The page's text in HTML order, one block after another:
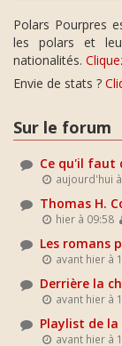
Polars Pourpres
les polars et
nationalités.
Envie de stats ?
Sur le forum
Ce qu'il faut
aujourd'hui
Thomas H.
hier à 09:58
Les romans
avant hier à
Derrière la
avant hier à
Playlist de la
avant hier à